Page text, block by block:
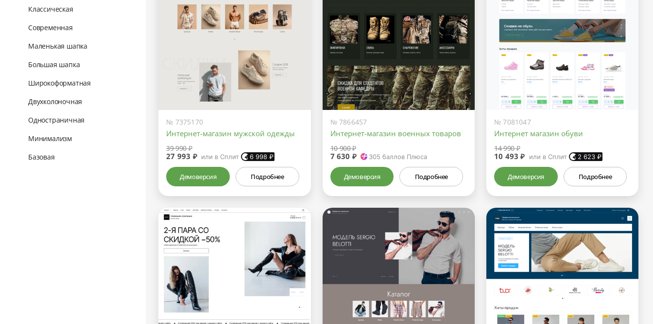
Классическая
Современная
Маленькая шапка
Большая шапка
Широкоформатная
Двухколоночная
Одностраничная
Минимализм
Базовая
№ 7375170
Интернет-магазин мужской одежды
39 990 ₽
27 993 ₽ или в Сплит 6 998₽
Демоверсия Подробнее
№ 7866457
Интернет-магазин военных товаров
10 900 ₽
7 630 ₽ 305 баллов Плюса
Демоверсия Подробнее
№ 7081047
Интернет магазин обуви
14 990 ₽
10 493 ₽ или в Сплит 2 623₽
Демоверсия Подробнее